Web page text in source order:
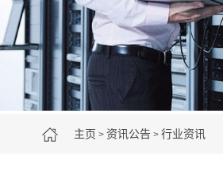
主页 > 资讯公告 > 行业资讯